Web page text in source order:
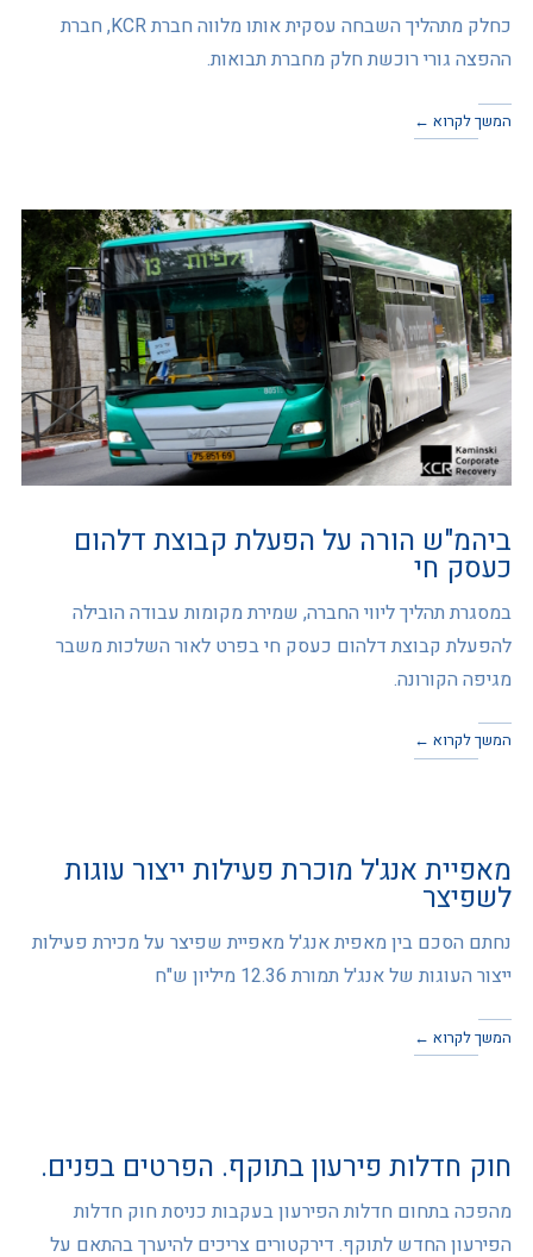
כחלק מתהליך השבחה עסקית אותו מלווה חברת KCR, חברת
ההפצה גורי רוכשת חלק מחברת תבואות.
המשך לקרוא ←
ביהמ"ש הורה על הפעלת קבוצת דלהום
כעסק חי
במסגרת תהליך ליווי החברה, שמירת מקומות עבודה הובילה
להפעלת קבוצת דלהום כעסק חי בפרט לאור השלכות משבר
מגיפה הקורונה.
המשך לקרוא ←
מאפיית אנג'ל מוכרת פעילות ייצור עוגות
לשפיצר
נחתם הסכם בין מאפית אנג'ל מאפיית שפיצר על מכירת פעילות
ייצור העוגות של אנג'ל תמורת 12.36 מיליון ש"ח
המשך לקרוא ←
חוק חדלות פירעון בתוקף. הפרטים בפנים.
מהפכה בתחום חדלות הפירעון בעקבות כניסת חוק חדלות
הפירעון החדש לתוקף. דירקטורים צריכים להיערך בהתאם על